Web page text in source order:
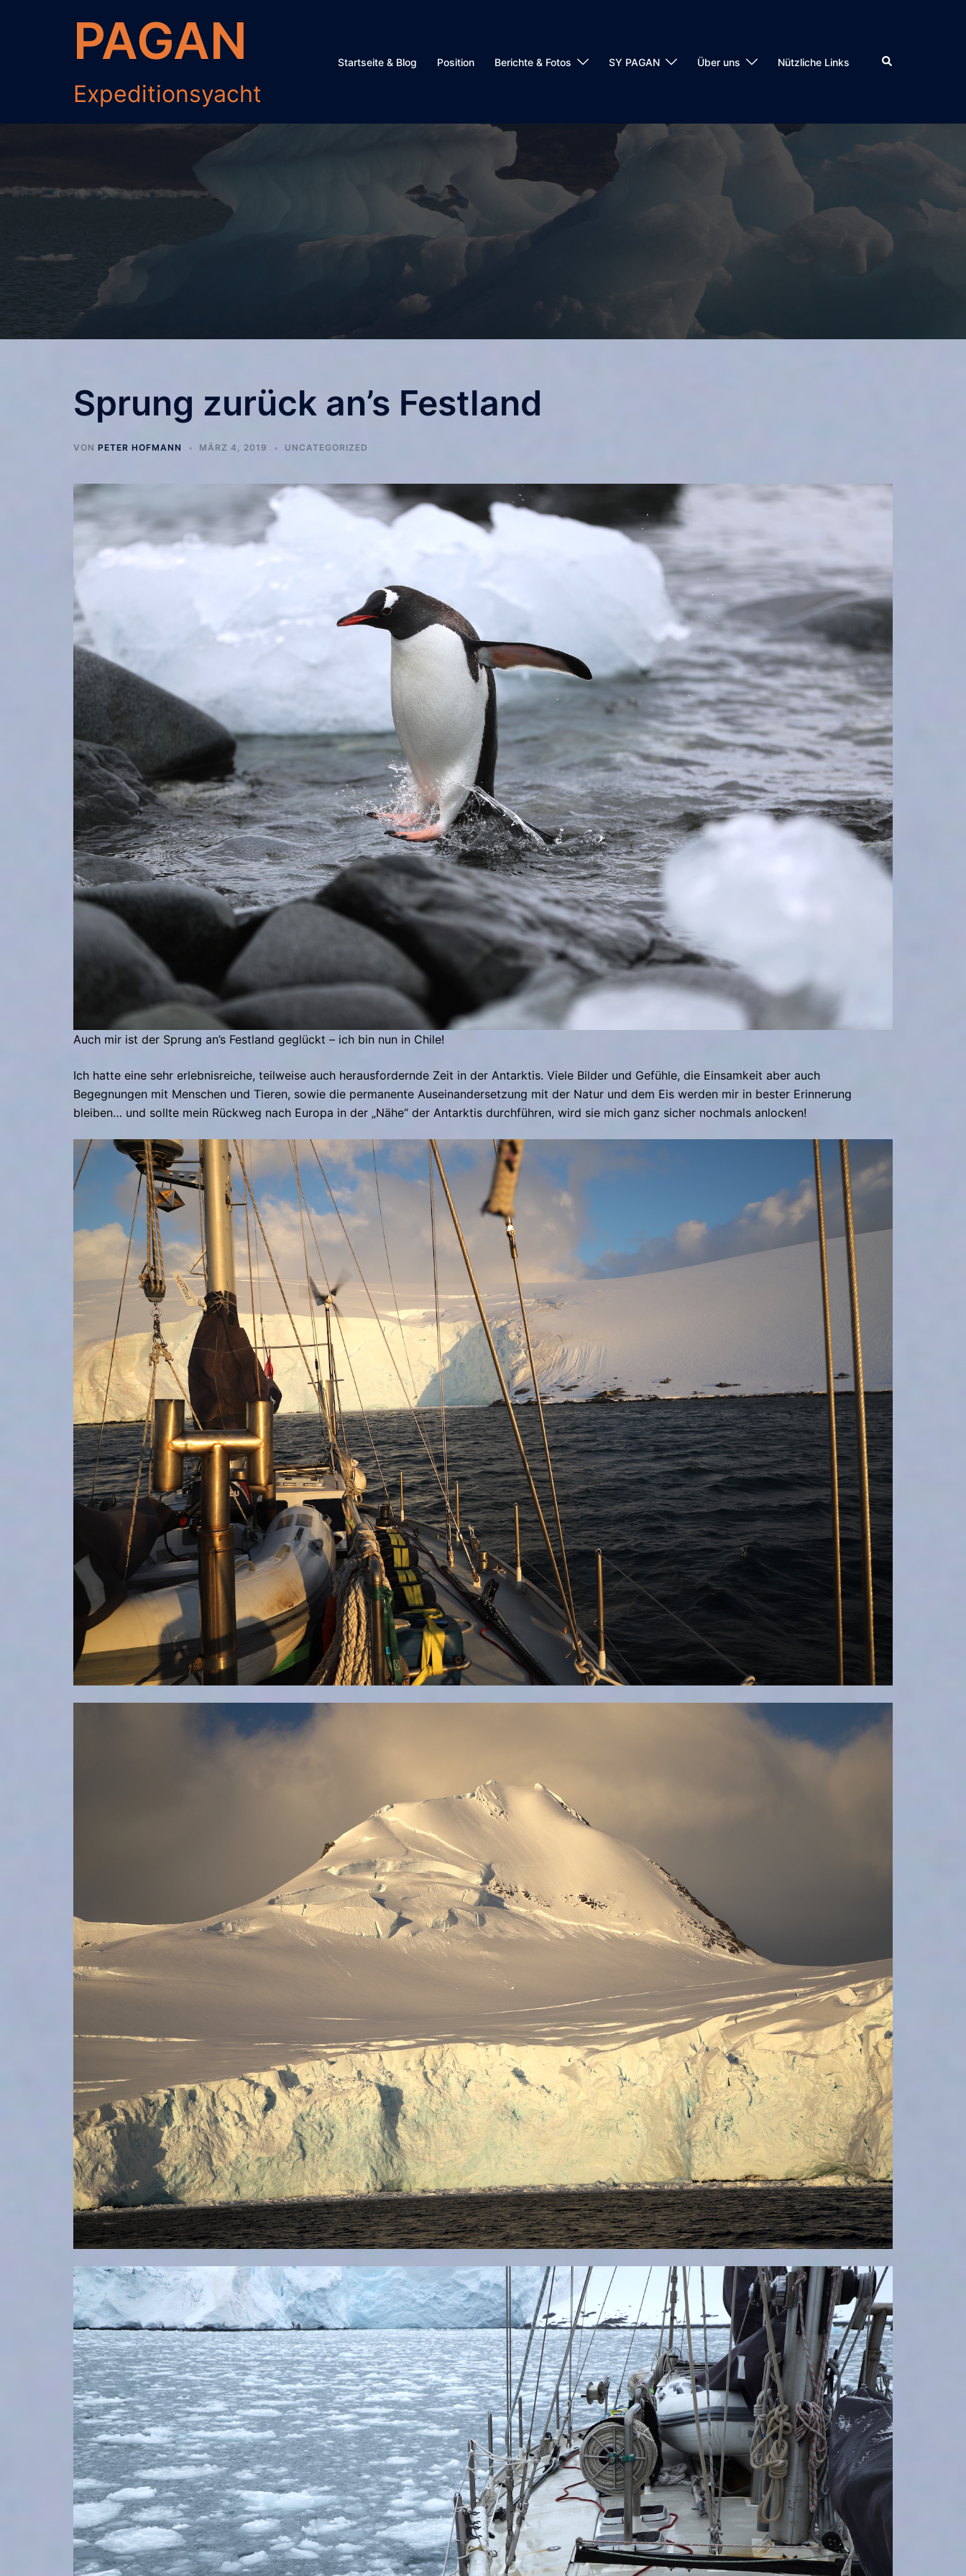
PAGAN
Expeditionsyacht
Startseite & Blog Position Berichte & Fotos SY PAGAN Über uns Nützliche Links Suche
Sprung zurück an’s Festland
VON PETER HOFMANN MÄRZ 4, 2019 UNCATEGORIZED
Auch mir ist der Sprung an’s Festland geglückt – ich bin nun in Chile!
Ich hatte eine sehr erlebnisreiche, teilweise auch herausfordernde Zeit in der Antarktis. Viele Bilder und Gefühle, die Einsamkeit aber auch
Begegnungen mit Menschen und Tieren, sowie die permanente Auseinandersetzung mit der Natur und dem Eis werden mir in bester Erinnerung
bleiben… und sollte mein Rückweg nach Europa in der „Nähe“ der Antarktis durchführen, wird sie mich ganz sicher nochmals anlocken!